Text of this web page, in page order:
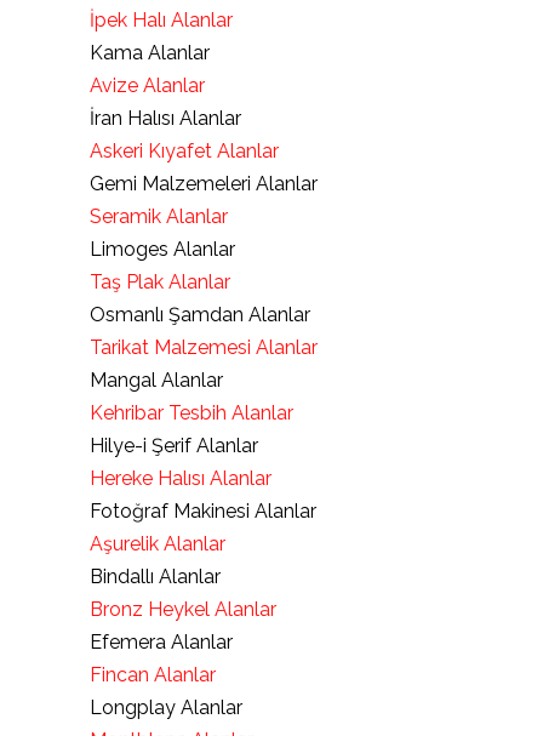
İpek Halı Alanlar
Kama Alanlar
Avize Alanlar
İran Halısı Alanlar
Askeri Kıyafet Alanlar
Gemi Malzemeleri Alanlar
Seramik Alanlar
Limoges Alanlar
Taş Plak Alanlar
Osmanlı Şamdan Alanlar
Tarikat Malzemesi Alanlar
Mangal Alanlar
Kehribar Tesbih Alanlar
Hilye-i Şerif Alanlar
Hereke Halısı Alanlar
Fotoğraf Makinesi Alanlar
Aşurelik Alanlar
Bindallı Alanlar
Bronz Heykel Alanlar
Efemera Alanlar
Fincan Alanlar
Longplay Alanlar